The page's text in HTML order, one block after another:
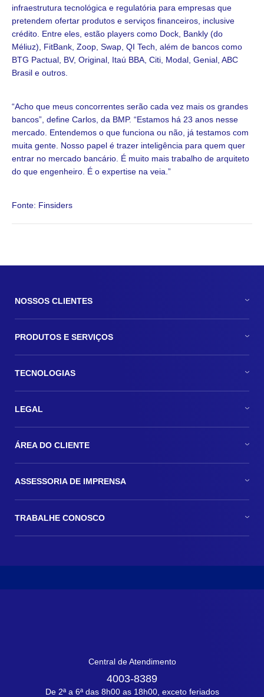
infraestrutura tecnológica e regulatória para empresas que
pretendem ofertar produtos e serviços financeiros, inclusive
crédito. Entre eles, estão players como Dock, Bankly (do
Méliuz), FitBank, Zoop, Swap, QI Tech, além de bancos como
BTG Pactual, BV, Original, Itaú BBA, Citi, Modal, Genial, ABC
Brasil e outros.
“Acho que meus concorrentes serão cada vez mais os grandes
bancos”, define Carlos, da BMP. “Estamos há 23 anos nesse
mercado. Entendemos o que funciona ou não, já testamos com
muita gente. Nosso papel é trazer inteligência para quem quer
entrar no mercado bancário. É muito mais trabalho de arquiteto
do que engenheiro. É o expertise na veia.”
Fonte: Finsiders
NOSSOS CLIENTES
PRODUTOS E SERVIÇOS
TECNOLOGIAS
LEGAL
ÁREA DO CLIENTE
ASSESSORIA DE IMPRENSA
TRABALHE CONOSCO
Central de Atendimento
4003-8389
De 2ª a 6ª das 8h00 as 18h00, exceto feriados